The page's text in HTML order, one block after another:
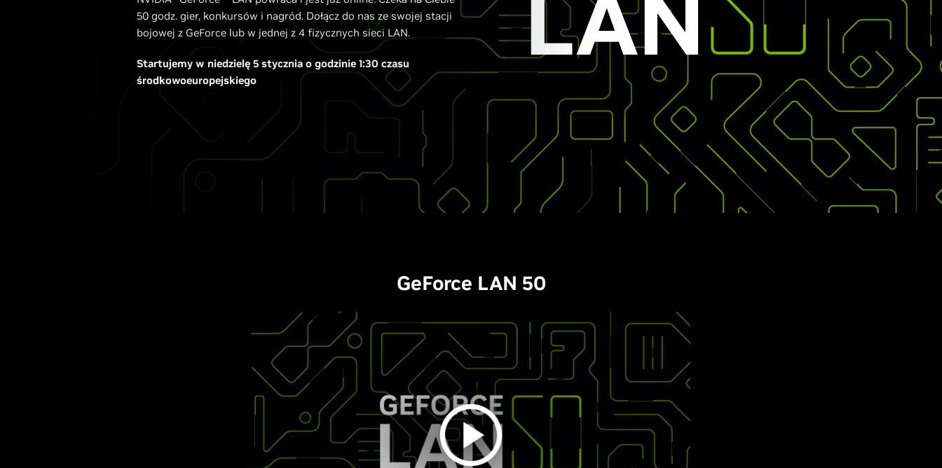
50 godz. gier, konkursów i nagród. Dołącz do nas ze swojej stacji
bojowej z GeForce lub w jednej z 4 fizycznych sieci LAN.
Startujemy w niedzielę 5 stycznia o godzinie 1:30 czasu
środkowoeuropejskiego ​
GeForce LAN 50​